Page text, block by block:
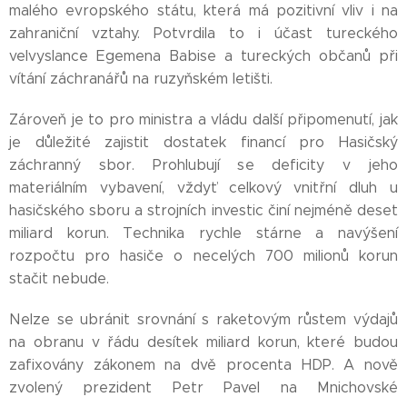
malého evropského státu, která má pozitivní vliv i na
zahraniční vztahy. Potvrdila to i účast tureckého
velvyslance Egemena Babise a tureckých občanů při
vítání záchranářů na ruzyňském letišti.
Zároveň je to pro ministra a vládu další připomenutí, jak
je důležité zajistit dostatek financí pro Hasičský
záchranný sbor. Prohlubují se deficity v jeho
materiálním vybavení, vždyť celkový vnitřní dluh u
hasičského sboru a strojních investic činí nejméně deset
miliard korun. Technika rychle stárne a navýšení
rozpočtu pro hasiče o necelých 700 milionů korun
stačit nebude.
Nelze se ubránit srovnání s raketovým růstem výdajů
na obranu v řádu desítek miliard korun, které budou
zafixovány zákonem na dvě procenta HDP. A nově
zvolený prezident Petr Pavel na Mnichovské